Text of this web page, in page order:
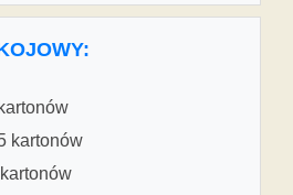
kartonów